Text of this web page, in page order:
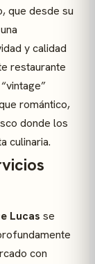
que desde su
y calidad
restaurante
romántico,
donde los
culinaria.
Lucas se
con